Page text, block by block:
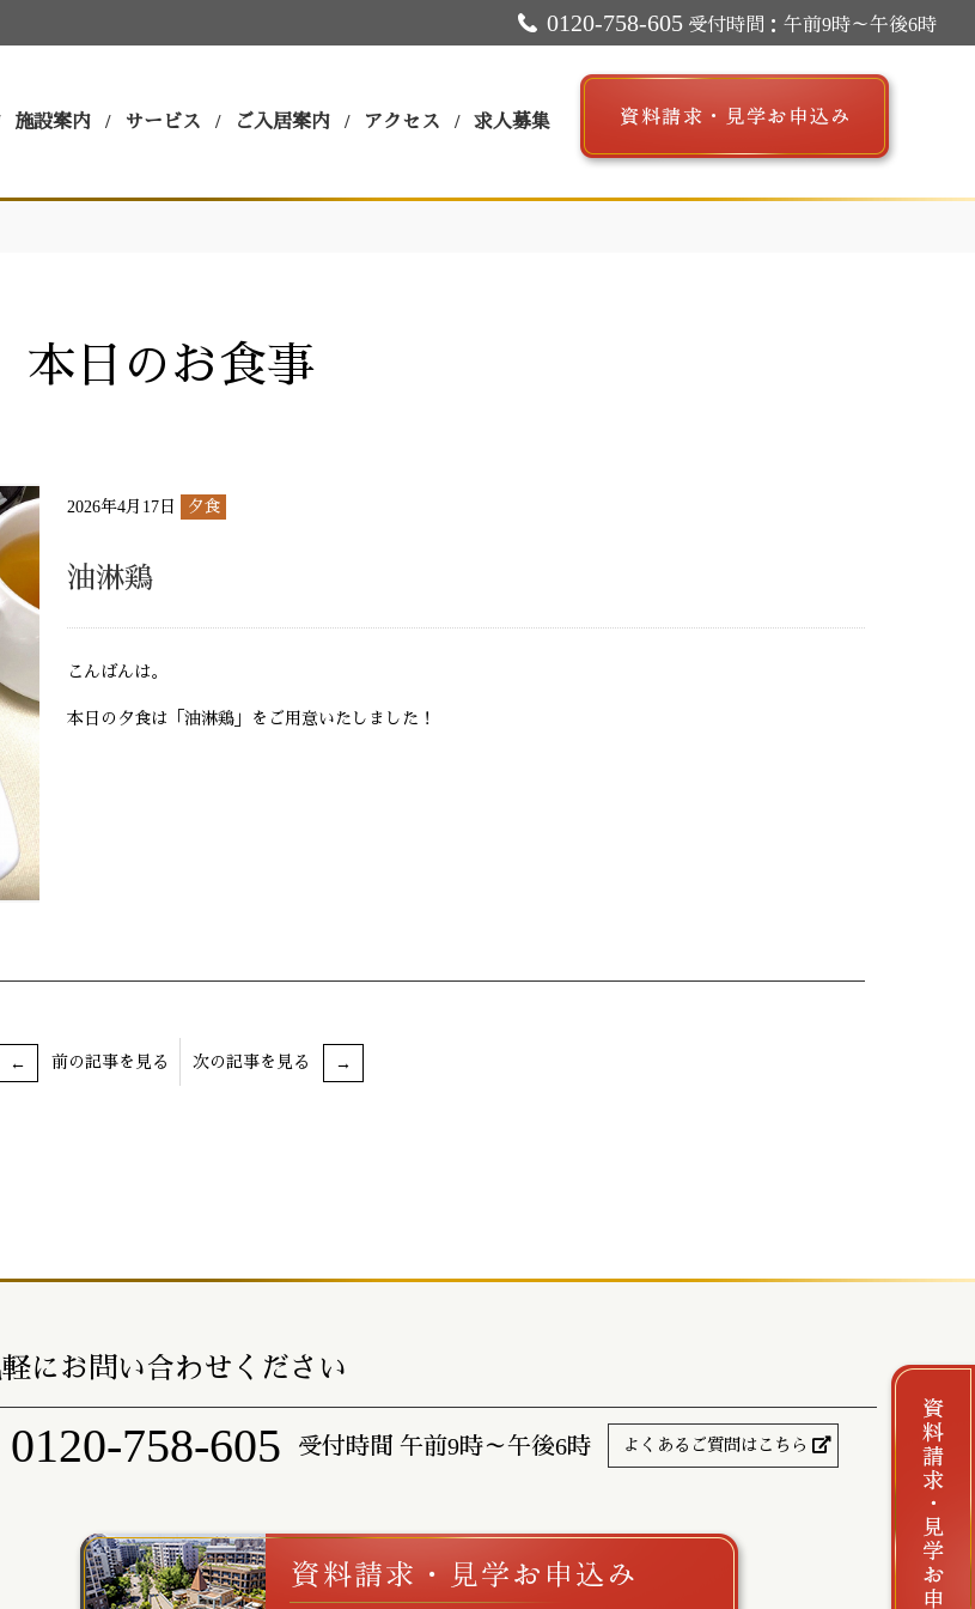
0120-758-605 受付時間：午前9時～午後6時
施設案内 サービス ご入居案内 アクセス 求人募集
本日のお食事
2026年4月17日 夕食
油淋鶏
こんばんは。
本日の夕食は「油淋鶏」をご用意いたしました！
前の記事を見る 次の記事を見る
にお問い合わせください
0120-758-605 受付時間 午前9時～午後6時 よくあるご質問はこちら